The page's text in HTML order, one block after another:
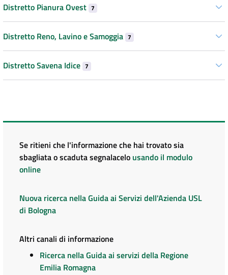
Distretto Pianura Ovest 7
Distretto Reno, Lavino e Samoggia 7
Distretto Savena Idice 7
Se ritieni che l'informazione che hai trovato sia
sbagliata o scaduta segnalacelo usando il modulo
online
Nuova ricerca nella Guida ai Servizi dell'Azienda USL
di Bologna
Altri canali di informazione
Ricerca nella Guida ai servizi della Regione
Emilia Romagna